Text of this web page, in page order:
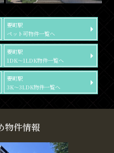
要町駅
ペット可物件一覧へ
要町駅
1DK～1LDK物件一覧へ
要町駅
3K～3LDK物件一覧へ
物件情報